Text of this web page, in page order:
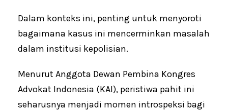
Dalam konteks ini, penting untuk menyoroti
bagaimana kasus ini mencerminkan masalah
dalam institusi kepolisian.
Menurut Anggota Dewan Pembina Kongres
Advokat Indonesia (KAI), peristiwa pahit ini
seharusnya menjadi momen introspeksi bagi